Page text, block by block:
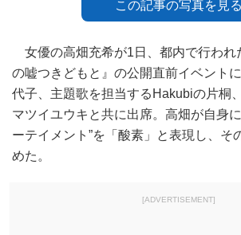
この記事の写真を見る
女優の高畑充希が1日、都内で行われ
の嘘つきどもと』の公開直前イベント
代子、主題歌を担当するHakubiの片桐
マツイユウキと共に出席。高畑が自身
ーテイメント”を「酸素」と表現し、そ
めた。
[ADVERTISEMENT]